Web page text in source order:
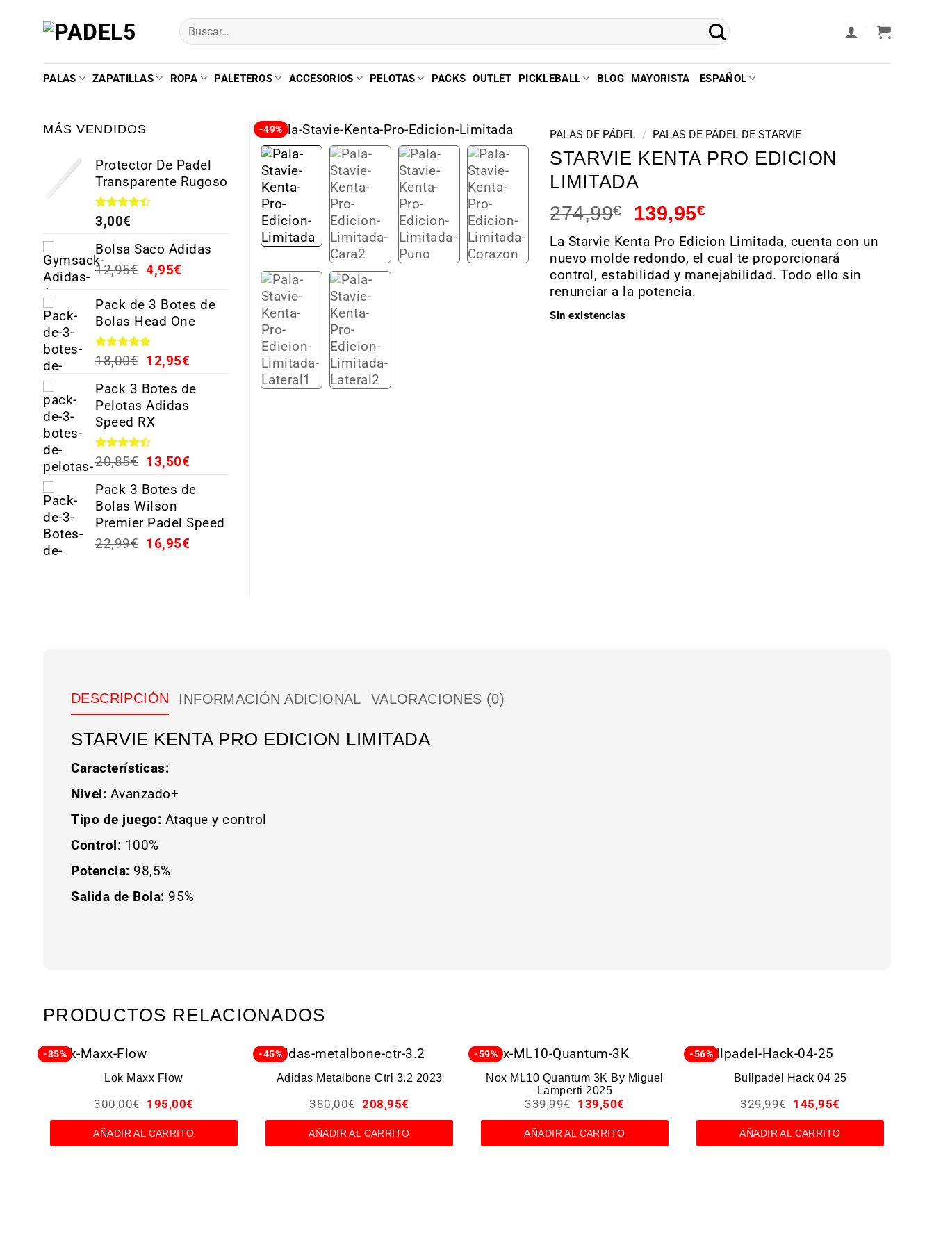
PALAS ZAPATILLAS ROPA PALETEROS ACCESORIOS PELOTAS PACKS OUTLET PICKLEBALL BLOG MAYORISTA ESPAÑOL
-49% PALAS DE PÁDEL / PALAS DE PÁDEL DE STARVIE
STARVIE KENTA PRO EDICION
LIMITADA
274,99€ 139,95€
La Starvie Kenta Pro Edicion Limitada, cuenta con un
nuevo molde redondo, el cual te proporcionará
control, estabilidad y manejabilidad. Todo ello sin
renunciar a la potencia.
Sin existencias
MÁS VENDIDOS
Protector De Padel
Transparente Rugoso
Valorado
con 4.38
3,00€
Bolsa Saco Adidas
12,95€ 4,95€
Pack de 3 Botes de
Bolas Head One
Valorado
con 5.00
18,00€ 12,95€
Pack 3 Botes de
Pelotas Adidas
Speed RX
Valorado
con 4.44
20,85€ 13,50€
Pack 3 Botes de
Bolas Wilson
Premier Padel Speed
22,99€ 16,95€
DESCRIPCIÓN INFORMACIÓN ADICIONAL VALORACIONES (0)
STARVIE KENTA PRO EDICION LIMITADA
Características:
Nivel: Avanzado+
Tipo de juego: Ataque y control
Control: 100%
Potencia: 98,5%
Salida de Bola: 95%
PRODUCTOS RELACIONADOS
-35%
Lok Maxx Flow
300,00€ 195,00€
AÑADIR AL CARRITO
-45%
Adidas Metalbone Ctrl 3.2 2023
380,00€ 208,95€
AÑADIR AL CARRITO
-59%
Nox ML10 Quantum 3K By Miguel
Lamperti 2025
339,99€ 139,50€
AÑADIR AL CARRITO
-56%
Bullpadel Hack 04 25
329,99€ 145,95€
AÑADIR AL CARRITO